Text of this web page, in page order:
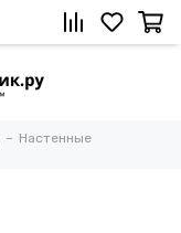
Настенные